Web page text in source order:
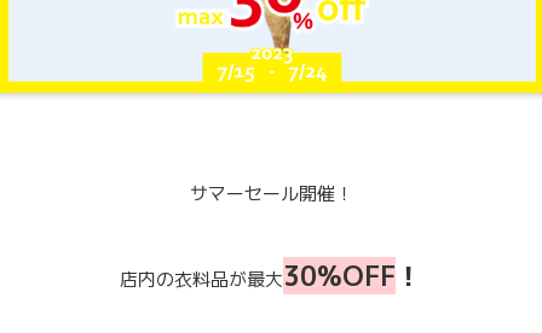
サマーセール開催！
店内の衣料品が最大30%OFF ！